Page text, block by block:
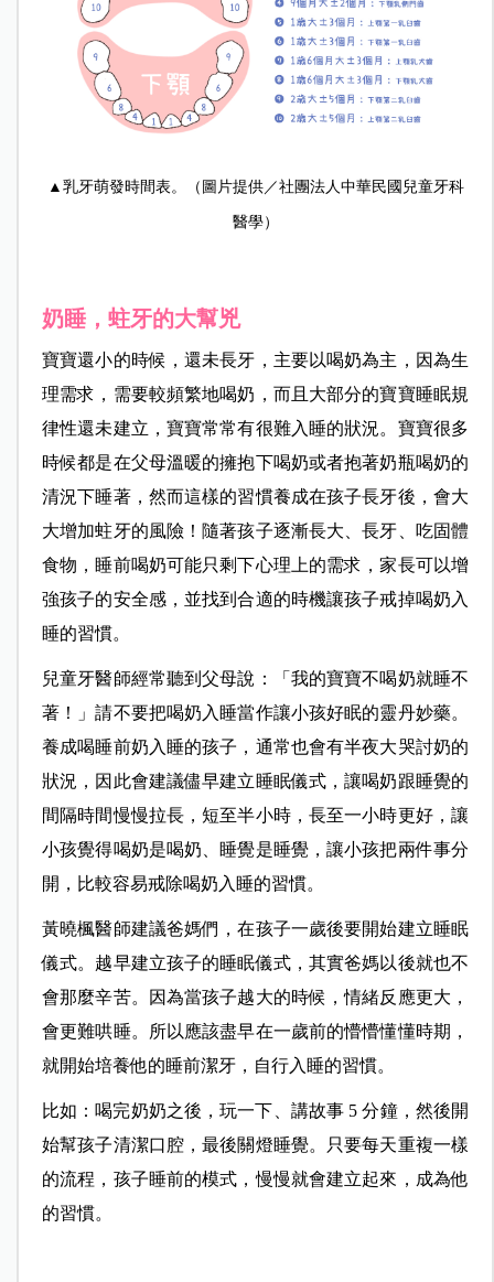
▲乳牙萌發時間表。（圖片提供／社團法人中華民國兒童牙科
醫學）
奶睡，蛀牙的大幫兇
寶寶還小的時候，還未長牙，主要以喝奶為主，因為生
理需求，需要較頻繁地喝奶，而且大部分的寶寶睡眠規
律性還未建立，寶寶常常有很難入睡的狀況。寶寶很多
時候都是在父母溫暖的擁抱下喝奶或者抱著奶瓶喝奶的
清況下睡著，然而這樣的習慣養成在孩子長牙後，會大
大增加蛀牙的風險！隨著孩子逐漸長大、長牙、吃固體
食物，睡前喝奶可能只剩下心理上的需求，家長可以增
強孩子的安全感，並找到合適的時機讓孩子戒掉喝奶入
睡的習慣。
兒童牙醫師經常聽到父母說：「我的寶寶不喝奶就睡不
著！」請不要把喝奶入睡當作讓小孩好眠的靈丹妙藥。
養成喝睡前奶入睡的孩子，通常也會有半夜大哭討奶的
狀況，因此會建議儘早建立睡眠儀式，讓喝奶跟睡覺的
間隔時間慢慢拉長，短至半小時，長至一小時更好，讓
小孩覺得喝奶是喝奶、睡覺是睡覺，讓小孩把兩件事分
開，比較容易戒除喝奶入睡的習慣。
黃曉楓醫師建議爸媽們，在孩子一歲後要開始建立睡眠
儀式。越早建立孩子的睡眠儀式，其實爸媽以後就也不
會那麼辛苦。因為當孩子越大的時候，情緒反應更大，
會更難哄睡。所以應該盡早在一歲前的懵懵懂懂時期，
就開始培養他的睡前潔牙，自行入睡的習慣。
比如：喝完奶奶之後，玩一下、講故事 5 分鐘，然後開
始幫孩子清潔口腔，最後關燈睡覺。只要每天重複一樣
的流程，孩子睡前的模式，慢慢就會建立起來，成為他
的習慣。